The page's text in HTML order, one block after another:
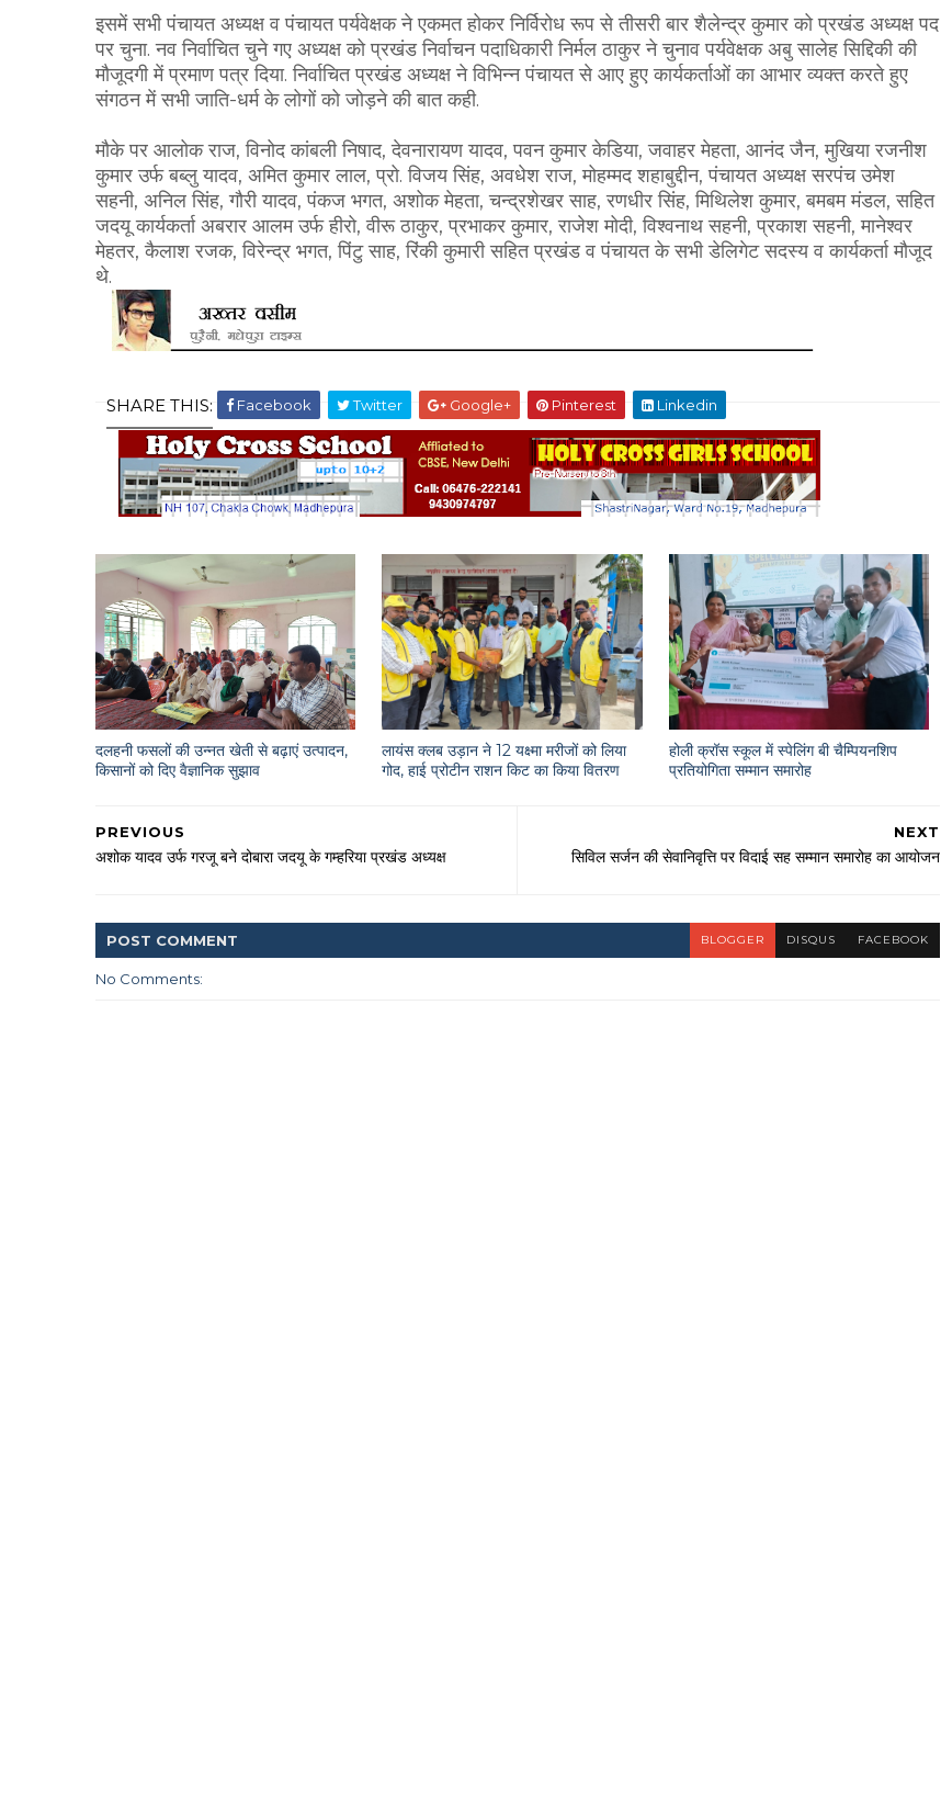
इसमें सभी पंचायत अध्यक्ष व पंचायत पर्यवेक्षक ने एकमत होकर निर्विरोध रूप से तीसरी बार शैलेन्द्र कुमार को प्रखंड अध्यक्ष पद
पर चुना. नव निर्वाचित चुने गए अध्यक्ष को प्रखंड निर्वाचन पदाधिकारी निर्मल ठाकुर ने चुनाव पर्यवेक्षक अबु सालेह सिद्दिकी की
मौजूदगी में प्रमाण पत्र दिया. निर्वाचित प्रखंड अध्यक्ष ने विभिन्न पंचायत से आए हुए कार्यकर्ताओं का आभार व्यक्त करते हुए
संगठन में सभी जाति-धर्म के लोगों को जोड़ने की बात कही.
मौके पर आलोक राज, विनोद कांबली निषाद, देवनारायण यादव, पवन कुमार केडिया, जवाहर मेहता, आनंद जैन, मुखिया रजनीश
कुमार उर्फ बब्लु यादव, अमित कुमार लाल, प्रो. विजय सिंह, अवधेश राज, मोहम्मद शहाबुद्दीन, पंचायत अध्यक्ष सरपंच उमेश
सहनी, अनिल सिंह, गौरी यादव, पंकज भगत, अशोक मेहता, चन्द्रशेखर साह, रणधीर सिंह, मिथिलेश कुमार, बमबम मंडल, सहित
जदयू कार्यकर्ता अबरार आलम उर्फ हीरो, वीरू ठाकुर, प्रभाकर कुमार, राजेश मोदी, विश्वनाथ सहनी, प्रकाश सहनी, मानेश्वर
मेहतर, कैलाश रजक, विरेन्द्र भगत, पिंटु साह, रिंकी कुमारी सहित प्रखंड व पंचायत के सभी डेलिगेट सदस्य व कार्यकर्ता मौजूद
थे.
SHARE THIS: Facebook Twitter Google+ Pinterest Linkedin
दलहनी फसलों की उन्नत खेती से बढ़ाएं उत्पादन,
किसानों को दिए वैज्ञानिक सुझाव
लायंस क्लब उड़ान ने 12 यक्ष्मा मरीजों को लिया
गोद, हाई प्रोटीन राशन किट का किया वितरण
होली क्रॉस स्कूल में स्पेलिंग बी चैम्पियनशिप
प्रतियोगिता सम्मान समारोह
NEXT
सिविल सर्जन की सेवानिवृत्ति पर विदाई सह सम्मान समारोह का आयोजन
PREVIOUS
अशोक यादव उर्फ गरजू बने दोबारा जदयू के गम्हरिया प्रखंड अध्यक्ष
POST COMMENT BLOGGER DISQUS FACEBOOK
No Comments: